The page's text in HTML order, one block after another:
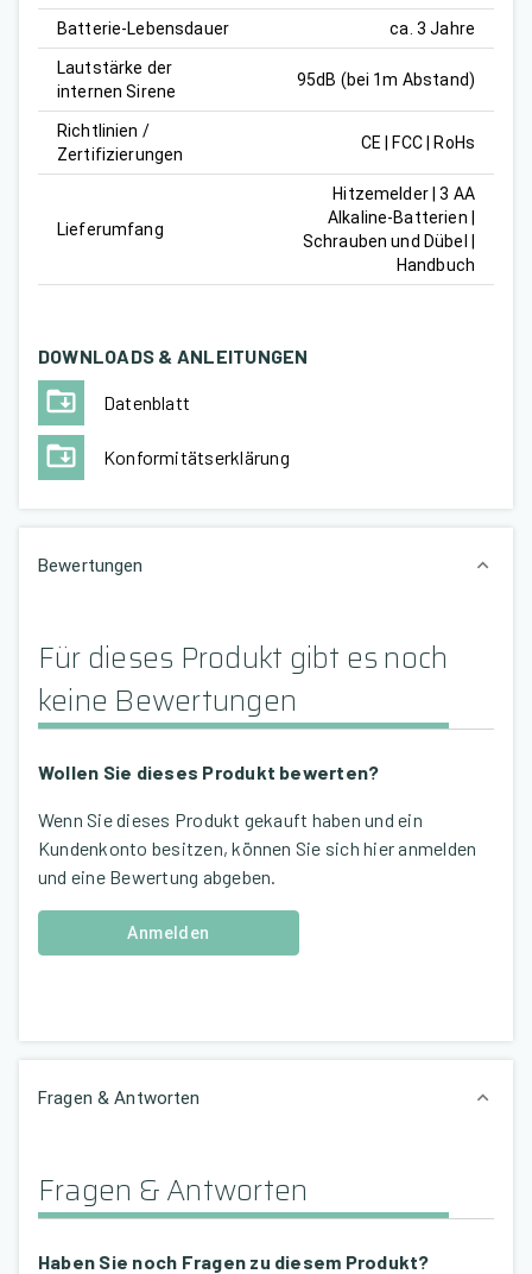
Batterie-Lebensdauer ca. 3 Jahre
Lautstärke der
internen Sirene
95dB (bei 1m Abstand)
Richtlinien /
Zertifizierungen
CE | FCC | RoHs
Lieferumfang
Hitzemelder | 3 AA
Alkaline-Batterien |
Schrauben und Dübel |
Handbuch
DOWNLOADS & ANLEITUNGEN
Datenblatt
Konformitätserklärung
Bewertungen
Für dieses Produkt gibt es noch
keine Bewertungen
Wollen Sie dieses Produkt bewerten?
Wenn Sie dieses Produkt gekauft haben und ein
Kundenkonto besitzen, können Sie sich hier anmelden
und eine Bewertung abgeben.
Anmelden
Fragen & Antworten
Fragen & Antworten
Haben Sie noch Fragen zu diesem Produkt?